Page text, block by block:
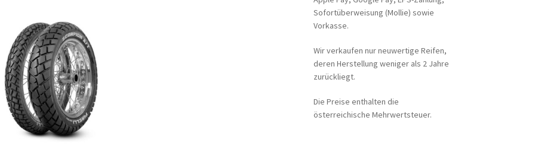
Sofortüberweisung (Mollie) sowie
Vorkasse.
Wir verkaufen nur neuwertige Reifen,
deren Herstellung weniger als 2 Jahre
zurückliegt.
Die Preise enthalten die
österreichische Mehrwertsteuer.